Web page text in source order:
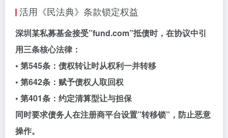
活用《民法典》条款锁定权益
深圳某私募基金接受”fund.com”抵债时，在协议中引
用三条核心法律：
• 第545条：债权转让时从权利一并转移
• 第642条：赋予债权人取回权
• 第401条：约定清算型让与担保
同时要求债务人在注册商平台设置”转移锁”，防止恶意
操作。